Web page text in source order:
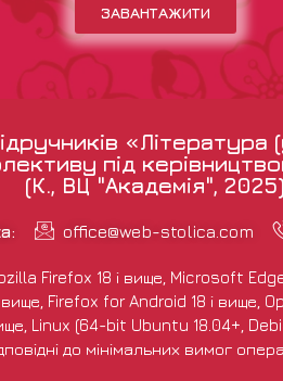
ЗАВАНТАЖИТИ
«Література
під
(К., ВЦ "Академія", 2025)
office@web-stolica.com
Firefox 18 і вище, Microsoft
Firefox for Android 18 і вище,
Linux (64-bit Ubuntu 18.04+,
до мінімальних вимог